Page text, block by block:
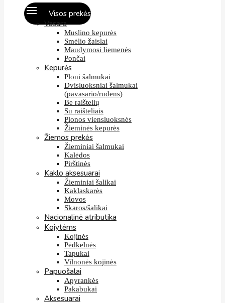
Visos prekės
Vasara
Muslino kepurės
Smėlio žaislai
Maudymosi liemenės
Pončai
Kepurės
Ploni šalmukai
Dvisluoksniai šalmukai
(pavasario/rudens)
Be raištelių
Su raišteliais
Plonos viensluoksnės
Žieminės kepurės
Žiemos prekės
Žieminiai šalmukai
Kalėdos
Pirštinės
Kaklo aksesuarai
Žieminiai šalikai
Kaklaskarės
Movos
Skaros/šalikai
Nacionalinė atributika
Kojytėms
Kojinės
Pėdkelnės
Tapukai
Vilnonės kojinės
Papuošalai
Apyrankės
Pakabukai
Aksesuarai